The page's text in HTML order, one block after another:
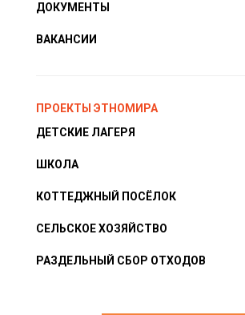
ДОКУМЕНТЫ
ВАКАНСИИ
ПРОЕКТЫ ЭТНОМИРА
ДЕТСКИЕ ЛАГЕРЯ
ШКОЛА
КОТТЕДЖНЫЙ ПОСЁЛОК
СЕЛЬСКОЕ ХОЗЯЙСТВО
РАЗДЕЛЬНЫЙ СБОР ОТХОДОВ